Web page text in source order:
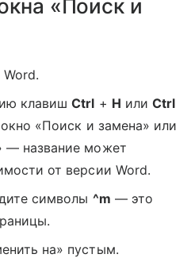
«Поиск и
клавишCtrl + H или Ctrl
«Поиск и замена» или
— название может
от версии Word.
символы ^m — это
на» пустым.